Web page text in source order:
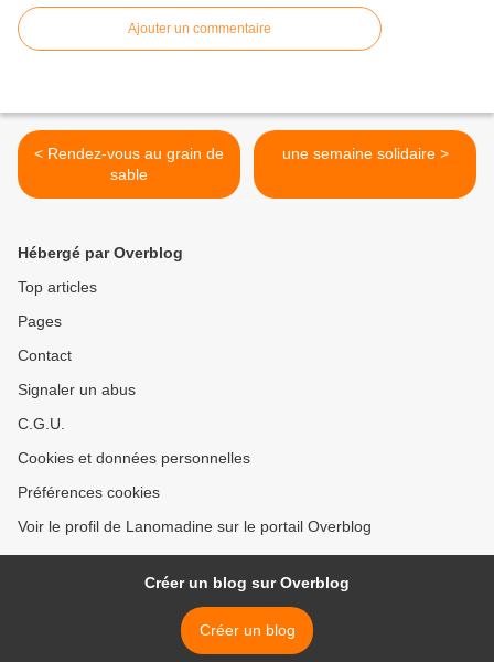
Ajouter un commentaire
< Rendez-vous au grain de
sable
une semaine solidaire >
Hébergé par Overblog
Top articles
Pages
Contact
Signaler un abus
C.G.U.
Cookies et données personnelles
Préférences cookies
Voir le profil de Lanomadine sur le portail Overblog
Créer un blog sur Overblog
Créer un blog